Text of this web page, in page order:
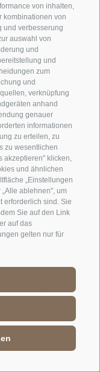
von inhalten,
kombinationen von
und verbesserung
auswahl von
und
und
zum
und
verknüpfung
anhand
genauer
informationen
zu erteilen, zu
zu wesentlichen
akzeptieren" klicken,
und ähnlichen
„Einstellungen
ablehnen", um
erforderlich sind. Sie
Sie auf den Link
auf das
gelten nur für
| COOKIE-RICHTLINIE
//